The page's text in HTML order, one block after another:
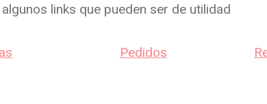
links que pueden ser de utilidad
Pedidos